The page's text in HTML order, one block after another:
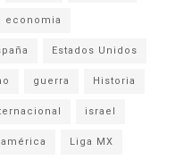
economia
Estados Unidos
guerra Historia
israel
Liga MX